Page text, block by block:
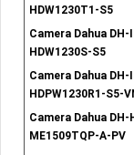
HDW1230T1-S5
Camera Dahua DH-
HDW1230S-S5
Camera Dahua DH-
HDPW1230R1-S5-
Camera Dahua DH-
ME1509TQP-A-PV